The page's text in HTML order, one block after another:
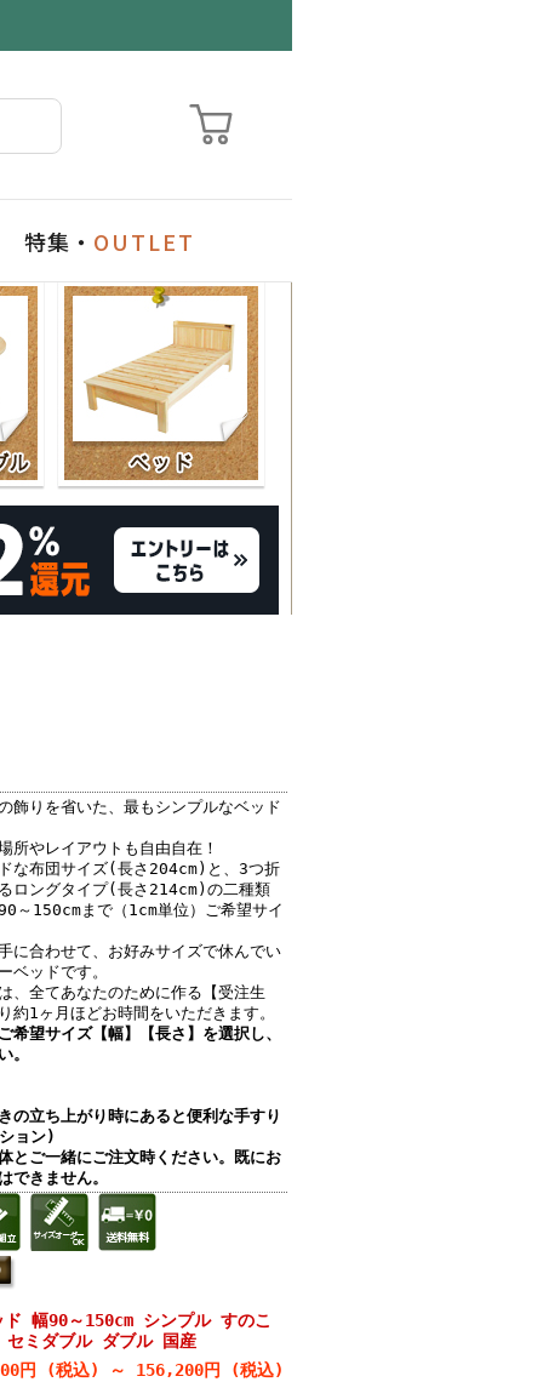
特集・ OUTLET
飾りを省いた、最もシンプルなベッド
所やレイアウトも自由自在！
な布団サイズ(長さ204cm)と、3つ折
ロングタイプ(長さ214cm)の二種類
～150cmまで（1cm単位）ご希望サイ
に合わせて、お好みサイズで休んでい
ベッドです。
、全てあなたのために作る【受注生
約1ヶ月ほどお時間をいただきます。
望サイズ【幅】【長さ】を選択し、
。
の立ち上がり時にあると便利な手すり
ョン)
とご一緒にご注文時ください。既にお
できません。
幅90～150cm シンプル すのこ
ミダブル ダブル 国産
円 (税込)
～ 156,200円 (税込)